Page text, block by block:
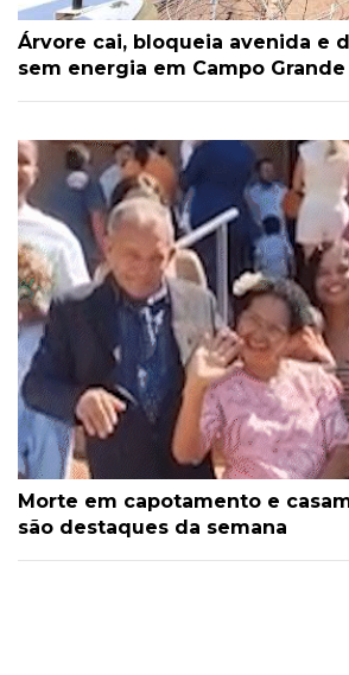
Árvore cai, bloqueia avenida e
sem energia em Campo Grande
Morte em capotamento e
são destaques da semana